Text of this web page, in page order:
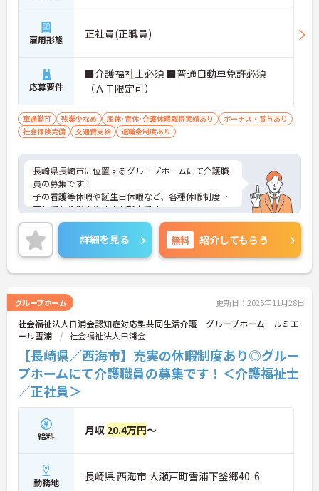
雇用形態 正社員(正職員)
応募要件
■介護福祉士必須 ■普通自動車免許必須
（ＡＴ限定可）
車通勤可 残業少なめ 産休･育休･介護休暇取得実績あり
ボーナス・賞与あり
社会保険完備
交通費支給 退職金制度あり
長崎県長崎市に位置するグループホームにて介護職
員の募集です！
子の看護等休暇や誕生日休暇など、各種休暇制度充
実しており働きやすさが魅力です。
ご興味のある方には、面接対策ポイントなど、さら
に詳細をご案内しますのでお気軽にご相談くださ
い！
詳細を見る 無料 紹介してもらう
グループホーム 更新日：2025年11月28日
社会福祉法人日浦会認知症対応型共同生活介護 グループホーム ルミエ
ール雪浦
社会福祉法人日浦会
【長崎県／西海市】充実の休暇制度あり◎グルー
プホームにて介護職員の募集です！＜介護福祉士
／正社員＞
給料 月収 20.4万円～
勤務地 長崎県 西海市 大瀬戸町雪浦下釜郷40-6